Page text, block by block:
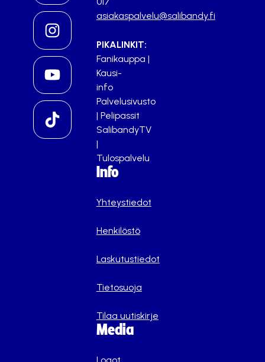
asiakaspalvelu@salibandy.fi
PIKALINKIT:
Fanikauppa |
Kausi-
info
Palvelusivusto
| Pelipassit
SalibandyTV
|
Tulospalvelu
Info
Yhteystiedot
Henkilöstö
Laskutustiedot
Tietosuoja
Tilaa uutiskirje
Media